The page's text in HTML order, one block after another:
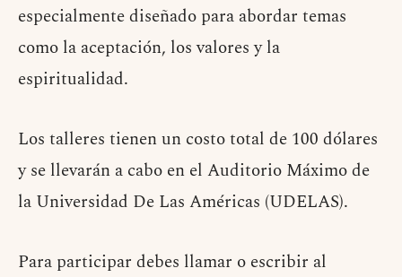
especialmente diseñado para abordar temas
como la aceptación, los valores y la
espiritualidad.
Los talleres tienen un costo total de 100 dólares
y se llevarán a cabo en el Auditorio Máximo de
la Universidad De Las Américas (UDELAS).
Para participar debes llamar o escribir al